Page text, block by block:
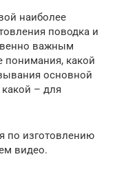
наиболее
поводка и
важным
понимания, какой
основной
– для
по изготовлению
видео.